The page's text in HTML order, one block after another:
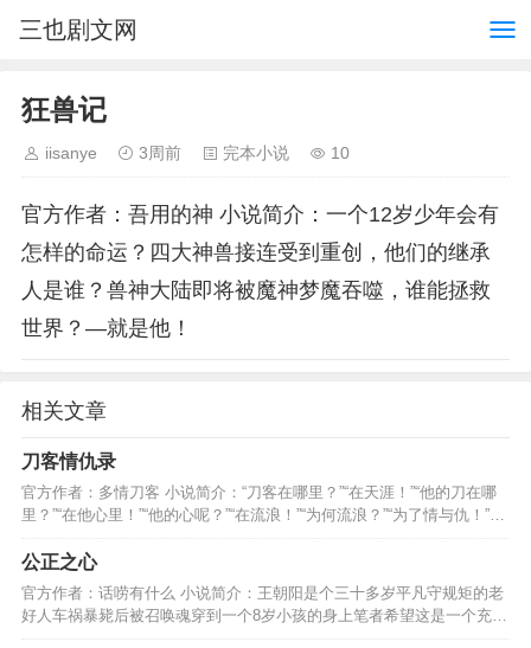
三也剧文网
狂兽记
iisanye 3周前 完本小说 10
官方作者：吾用的神 小说简介：一个12岁少年会有
怎样的命运？四大神兽接连受到重创，他们的继承
人是谁？兽神大陆即将被魔神梦魔吞噬，谁能拯救
世界？—就是他！
相关文章
刀客情仇录
官方作者：多情刀客 小说简介：“刀客在哪里？”“在天涯！”“他的刀在哪
里？”“在他心里！”“他的心呢？”“在流浪！”“为何流浪？”“为了情与仇！”…
公正之心
官方作者：话唠有什么 小说简介：王朝阳是个三十多岁平凡守规矩的老
好人车祸暴毙后被召唤魂穿到一个8岁小孩的身上笔者希望这是一个充满
爱、努力和公正的故事…